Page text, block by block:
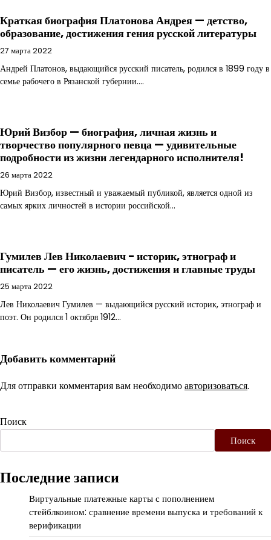
Краткая биография Платонова Андрея — детство,
образование, достижения гения русской литературы
27 марта 2022
Андрей Платонов, выдающийся русский писатель, родился в 1899 году в
семье рабочего в Рязанской губернии.…
Юрий Визбор — биография, личная жизнь и
творчество популярного певца — удивительные
подробности из жизни легендарного исполнителя!
26 марта 2022
Юрий Визбор, известный и уважаемый публикой, является одной из
самых ярких личностей в истории российской…
Гумилев Лев Николаевич − историк, этнограф и
писатель — его жизнь, достижения и главные труды
25 марта 2022
Лев Николаевич Гумилев — выдающийся русский историк, этнограф и
поэт. Он родился 1 октября 1912…
Добавить комментарий
Для отправки комментария вам необходимоавторизоваться.
Поиск
Поиск
Последние записи
Виртуальные платежные карты с пополнением
стейблкоином: сравнение времени выпуска и требований к
верификации